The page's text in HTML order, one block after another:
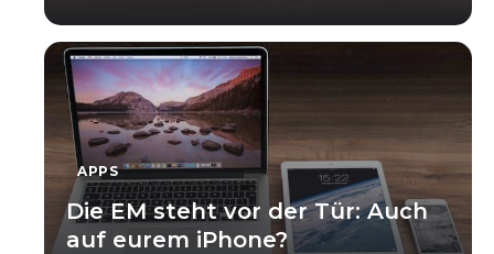
APPS
Die EM steht vor der Tür: Auch
auf eurem iPhone?